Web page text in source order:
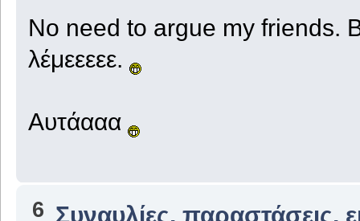
No need to argue my friends.
λέμεεεεε.
Αυτάααα
6 Συναυλίες, παραστάσεις,